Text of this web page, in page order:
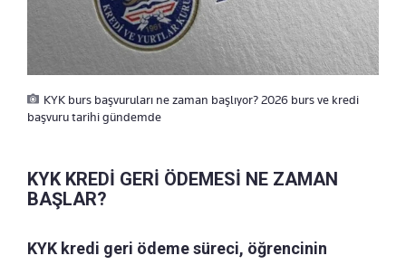
KYK burs başvuruları ne zaman başlıyor? 2026 burs ve kredi
başvuru tarihi gündemde
KYK KREDİ GERİ ÖDEMESİ NE ZAMAN
BAŞLAR?
KYK kredi geri ödeme süreci, öğrencinin